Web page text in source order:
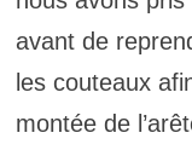
avant de
les couteaux
montée de